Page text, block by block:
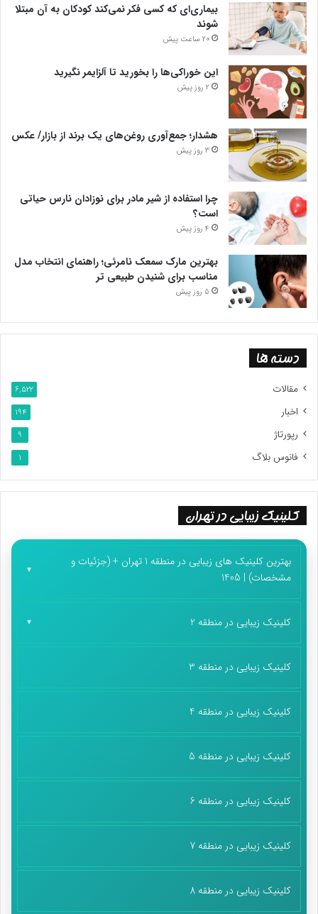
بیماری‌ای که کسی فکر نمی‌کند کودکان به آن مبتلا
شوند
20 ساعت پیش
این خوراکی‌ها را بخورید تا آلزایمر نگیرید
2 روز پیش
هشدار؛ جمع‌آوری روغن‌های یک برند از بازار/ عکس
3 روز پیش
چرا استفاده از شیر مادر برای نوزادان نارس حیاتی
است؟
4 روز پیش
بهترین مارک سمعک نامرئی؛ راهنمای انتخاب مدل
مناسب برای شنیدن طبیعی تر
5 روز پیش
دسته ها
مقالات 6,522
اخبار 194
رپورتاژ 9
فانوس بلاگ 1
کلینیک زیبایی در تهران
بهترین کلینیک های زیبایی در منطقه 1 تهران + (جزئیات و
مشخصات) | 1405
کلینیک زیبایی در منطقه 2
کلینیک زیبایی در منطقه 3
کلینیک زیبایی در منطقه 4
کلینیک زیبایی در منطقه 5
کلینیک زیبایی در منطقه 6
کلینیک زیبایی در منطقه 7
کلینیک زیبایی در منطقه 8